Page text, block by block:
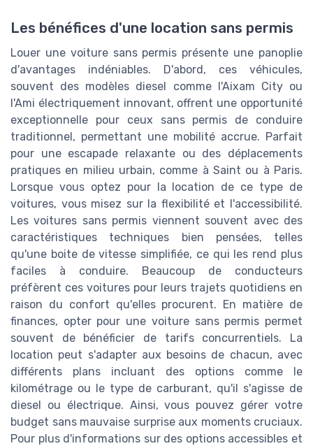
Les bénéfices d'une location sans permis
Louer une voiture sans permis présente une panoplie
d'avantages indéniables. D'abord, ces véhicules,
souvent des modèles diesel comme l'Aixam City ou
l'Ami électriquement innovant, offrent une opportunité
exceptionnelle pour ceux sans permis de conduire
traditionnel, permettant une mobilité accrue. Parfait
pour une escapade relaxante ou des déplacements
pratiques en milieu urbain, comme à Saint ou à Paris.
Lorsque vous optez pour la location de ce type de
voitures, vous misez sur la flexibilité et l'accessibilité.
Les voitures sans permis viennent souvent avec des
caractéristiques techniques bien pensées, telles
qu'une boite de vitesse simplifiée, ce qui les rend plus
faciles à conduire. Beaucoup de conducteurs
préfèrent ces voitures pour leurs trajets quotidiens en
raison du confort qu'elles procurent. En matière de
finances, opter pour une voiture sans permis permet
souvent de bénéficier de tarifs concurrentiels. La
location peut s'adapter aux besoins de chacun, avec
différents plans incluant des options comme le
kilométrage ou le type de carburant, qu'il s'agisse de
diesel ou électrique. Ainsi, vous pouvez gérer votre
budget sans mauvaise surprise aux moments cruciaux.
Pour plus d'informations sur des options accessibles et